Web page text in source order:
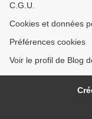
C.G.U.
Cookies et données
Préférences cookies
Voir le profil de Blog